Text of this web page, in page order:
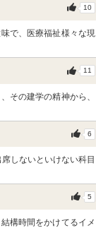
10
で、医療福祉様々な現
11
その建学の精神から、
6
しないといけない科目
5
構時間をかけてるイメ